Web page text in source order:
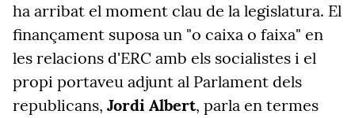
ha arribat el moment clau de la legislatura. El
finançament suposa un "o caixa o faixa" en
les relacions d'ERC amb els socialistes i el
propi portaveu adjunt al Parlament dels
republicans, Jordi Albert, parla en termes